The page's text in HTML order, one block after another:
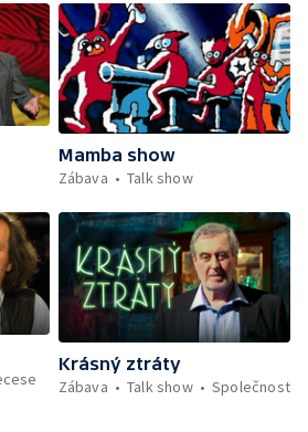
Mamba show
Zábava
Talk show
Krásný ztráty
Zábava
Talk show Společnost